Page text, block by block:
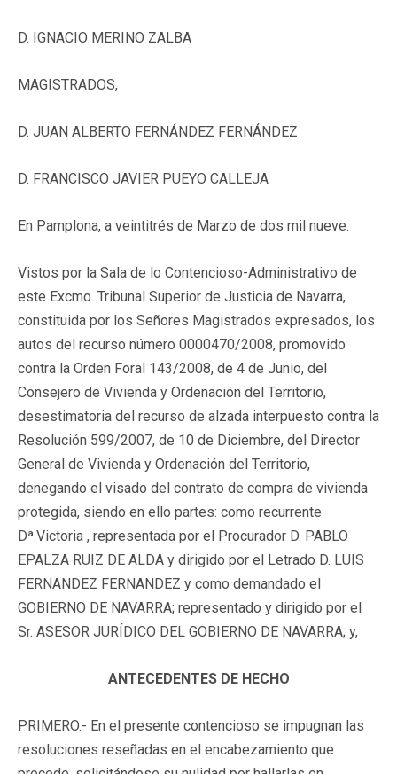
D. IGNACIO MERINO ZALBA
MAGISTRADOS,
D. JUAN ALBERTO FERNÁNDEZ FERNÁNDEZ
D. FRANCISCO JAVIER PUEYO CALLEJA
En Pamplona, a veintitrés de Marzo de dos mil nueve.
Vistos por la Sala de lo Contencioso-Administrativo de
este Excmo. Tribunal Superior de Justicia de Navarra,
constituida por los Señores Magistrados expresados, los
autos del recurso número 0000470/2008, promovido
contra la Orden Foral 143/2008, de 4 de Junio, del
Consejero de Vivienda y Ordenación del Territorio,
desestimatoria del recurso de alzada interpuesto contra la
Resolución 599/2007, de 10 de Diciembre, del Director
General de Vivienda y Ordenación del Territorio,
denegando el visado del contrato de compra de vivienda
protegida, siendo en ello partes: como recurrente
Dª.Victoria , representada por el Procurador D. PABLO
EPALZA RUIZ DE ALDA y dirigido por el Letrado D. LUIS
FERNANDEZ FERNANDEZ y como demandado el
GOBIERNO DE NAVARRA; representado y dirigido por el
Sr. ASESOR JURÍDICO DEL GOBIERNO DE NAVARRA; y,
ANTECEDENTES DE HECHO
PRIMERO.- En el presente contencioso se impugnan las
resoluciones reseñadas en el encabezamiento que